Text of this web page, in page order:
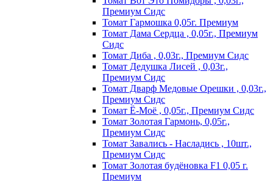
Премиум Сидс
Томат Гармошка 0,05г. Премиум
Томат Дама Сердца , 0,05г., Премиум
Сидс
Томат Диба , 0,03г., Премиум Сидс
Томат Дедушка Лисей , 0,03г.,
Премиум Сидс
Томат Дварф Медовые Орешки , 0,03г.,
Премиум Сидс
Томат Ё-Моё , 0,05г., Премиум Сидс
Томат Золотая Гармонь, 0,05г.,
Премиум Сидс
Томат Завались - Насладись , 10шт.,
Премиум Сидс
Томат Зoлoтaя бyдёнoвкa F1 0,05 г.
Пpeмиyм